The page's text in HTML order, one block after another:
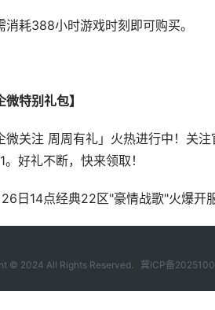
消耗388小时游戏时刻即可购买。
微特别礼包】
微关注 周周有礼」火热进行中！关
。好礼不断，快来领取！
日14点经典22区"豪情战歌"火爆开
© 2024 All Rights Reserved. 冀ICP备